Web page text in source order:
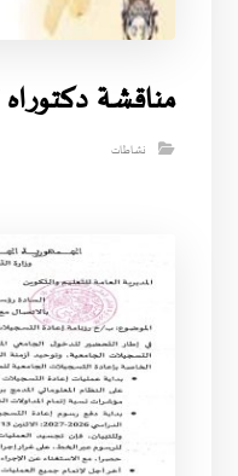
مناقشة دكتوراه
نشاطات